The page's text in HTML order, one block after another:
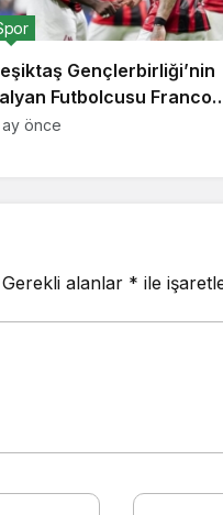
Gençlerbirliği’nin
Futbolcusu Franco
Transfer
önce
Gerekli alanlar * ile